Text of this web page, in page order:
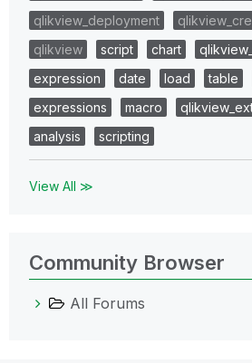
qlikview_deployment
qlikview
script chart
expression
date load table
expressions
macro
analysis
scripting
View All ≫
Community Browser
All Forums